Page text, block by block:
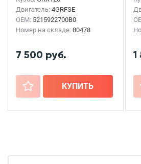
Двигатель: 4GRFSE
OEM: 5215922700B0
Номер на складе: 80478
7 500 руб.
+ КУПИТЬ